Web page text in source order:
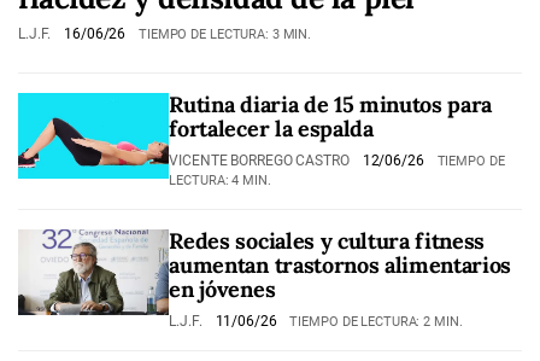
L.J.F. 16/06/26 TIEMPO DE LECTURA: 3 MIN.
Rutina diaria de 15 minutos para
fortalecer la espalda
VICENTE BORREGO CASTRO 12/06/26
TIEMPO DE
LECTURA: 4 MIN.
Redes sociales y cultura fitness
aumentan trastornos alimentarios
en jóvenes
L.J.F. 11/06/26 TIEMPO DE LECTURA: 2 MIN.